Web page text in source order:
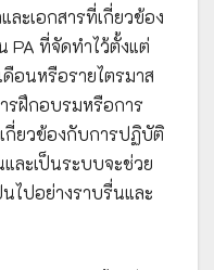
ะเอกสารที่เกี่ยวข้อง
PA ที่จัดทำไว้ตั้งแต่
อนหรือรายไตรมาส
รฝึกอบรมหรือการ
ยวข้องกับการปฏิบัติ
ละเป็นระบบจะช่วย
ไปอย่างราบรื่นและ